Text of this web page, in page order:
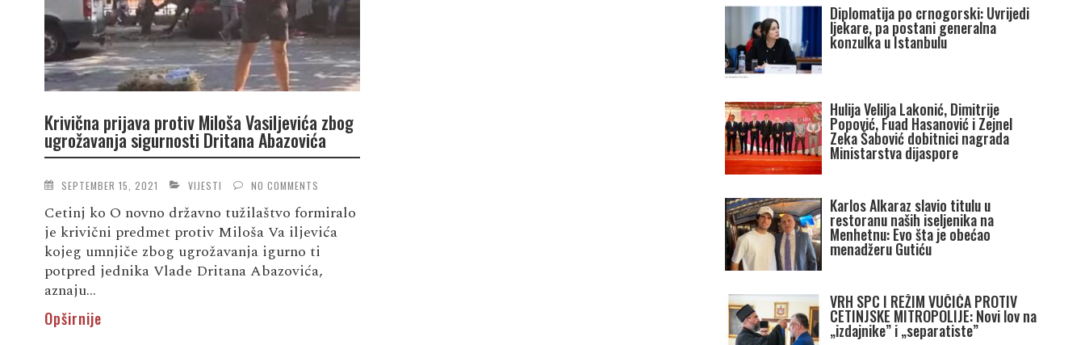
Krivična prijava protiv Miloša Vasiljevića zbog
ugrožavanja sigurnosti Dritana Abazovića
SEPTEMBER 15, 2021 VIJESTI NO COMMENTS
Cetinj ko O novno državno tužilaštvo formiralo
je krivični predmet protiv Miloša Va iljevića
kojeg umnjiče zbog ugrožavanja igurno ti
potpred jednika Vlade Dritana Abazovića,
aznaju...
Opširnije
Diplomatija po crnogorski: Uvrijedi
ljekare, pa postani generalna
konzulka u Istanbulu
Hulija Velilja Lakonić, Dimitrije
Popović, Fuad Hasanović i Zejnel
Zeka Šabović dobitnici nagrada
Ministarstva dijaspore
Karlos Alkaraz slavio titulu u
restoranu naših iseljenika na
Menhetnu: Evo šta je obećao
menadžeru Gutiću
VRH SPC I REŽIM VUČIĆA PROTIV
CETINJSKE MITROPOLIJE: Novi lov na
„izdajnike” i „separatiste”